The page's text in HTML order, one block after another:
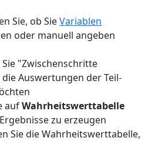
Sie, ob SieVariablen
oder manuell angeben
"Zwischenschritte
Auswertungen der Teil-
aufWahrheitswerttabelle
zu erzeugen
Sie die Wahrheitswerttabelle,